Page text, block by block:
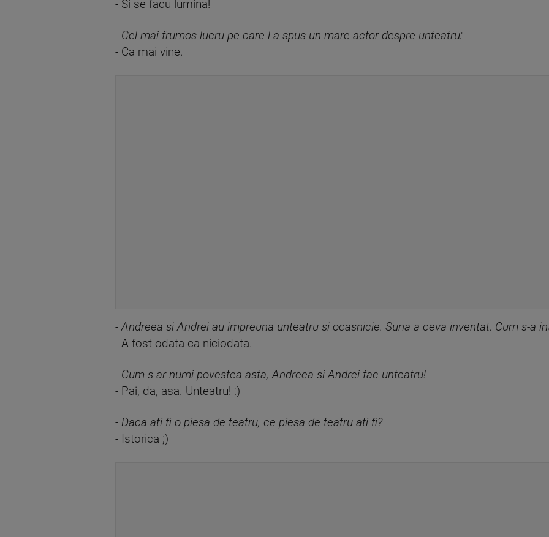
- Si se facu lumina!
- Cel mai frumos lucru pe care l-a spus un mare actor despre unteatru:
- Ca mai vine.
-Andreea si Andrei au impreuna unteatru si ocasnicie. Suna a ceva inventat. Cum s-a
- A fost odata ca niciodata.
- Cum s-ar numi povestea asta, Andreea si Andrei fac unteatru!
- Pai, da, asa. Unteatru! :)
- Daca ati fi o piesa de teatru, ce piesa de teatru ati fi?
- Istorica ;)